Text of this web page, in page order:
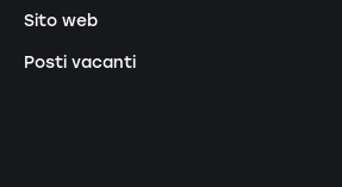
Sito web
Posti vacanti